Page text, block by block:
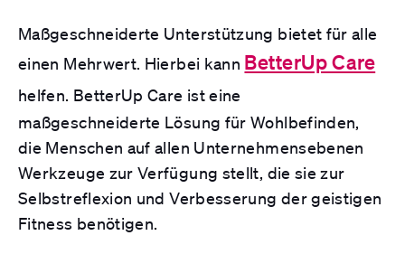
Maßgeschneiderte Unterstützung bietet für alle
einen Mehrwert. Hierbei kann BetterUp Care
helfen. BetterUp Care ist eine
maßgeschneiderte Lösung für Wohlbefinden,
die Menschen auf allen Unternehmensebenen
Werkzeuge zur Verfügung stellt, die sie zur
Selbstreflexion und Verbesserung der geistigen
Fitness benötigen.